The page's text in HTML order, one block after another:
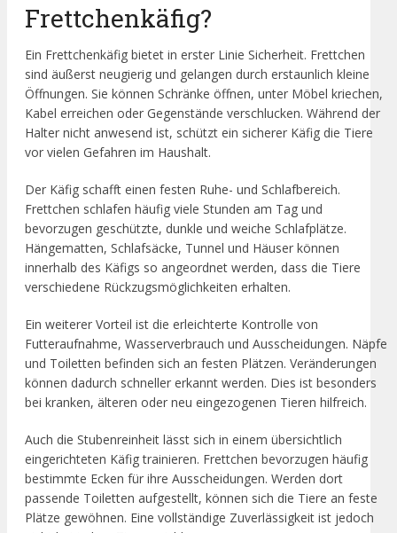
Frettchenkäfig?
Ein Frettchenkäfig bietet in erster Linie Sicherheit. Frettchen
sind äußerst neugierig und gelangen durch erstaunlich kleine
Öffnungen. Sie können Schränke öffnen, unter Möbel kriechen,
Kabel erreichen oder Gegenstände verschlucken. Während der
Halter nicht anwesend ist, schützt ein sicherer Käfig die Tiere
vor vielen Gefahren im Haushalt.
Der Käfig schafft einen festen Ruhe- und Schlafbereich.
Frettchen schlafen häufig viele Stunden am Tag und
bevorzugen geschützte, dunkle und weiche Schlafplätze.
Hängematten, Schlafsäcke, Tunnel und Häuser können
innerhalb des Käfigs so angeordnet werden, dass die Tiere
verschiedene Rückzugsmöglichkeiten erhalten.
Ein weiterer Vorteil ist die erleichterte Kontrolle von
Futteraufnahme, Wasserverbrauch und Ausscheidungen. Näpfe
und Toiletten befinden sich an festen Plätzen. Veränderungen
können dadurch schneller erkannt werden. Dies ist besonders
bei kranken, älteren oder neu eingezogenen Tieren hilfreich.
Auch die Stubenreinheit lässt sich in einem übersichtlich
eingerichteten Käfig trainieren. Frettchen bevorzugen häufig
bestimmte Ecken für ihre Ausscheidungen. Werden dort
passende Toiletten aufgestellt, können sich die Tiere an feste
Plätze gewöhnen. Eine vollständige Zuverlässigkeit ist jedoch